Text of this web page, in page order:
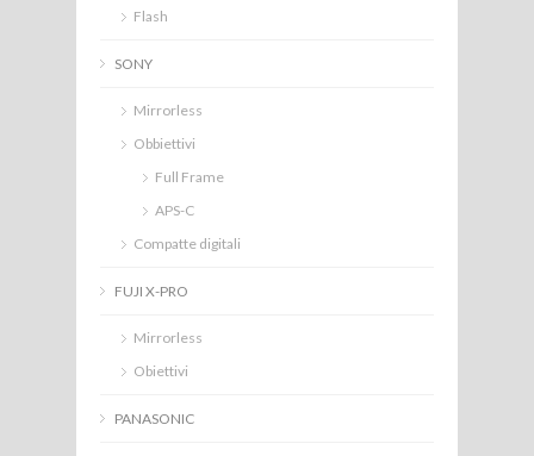
Flash
SONY
Mirrorless
Obbiettivi
Full Frame
APS-C
Compatte digitali
FUJI X-PRO
Mirrorless
Obiettivi
PANASONIC